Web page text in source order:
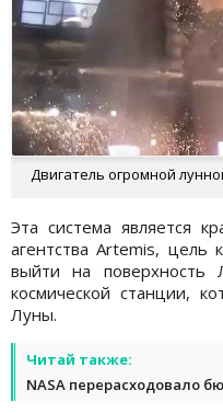
Двигатель огромной
Эта система является
агентства Artemis, цель
выйти на
космической станции,
Луны.
Читай также:
NASA перерасходовало